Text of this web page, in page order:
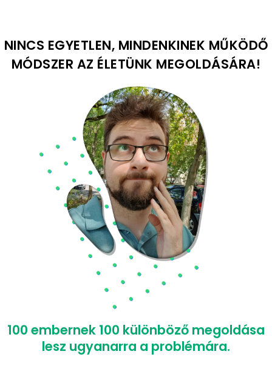
NINCS EGYETLEN, MINDENKINEK MŰKÖDŐ
MÓDSZER AZ ÉLETÜNK MEGOLDÁSÁRA!
100 embernek 100 különböző megoldása
lesz ugyanarra a problémára.